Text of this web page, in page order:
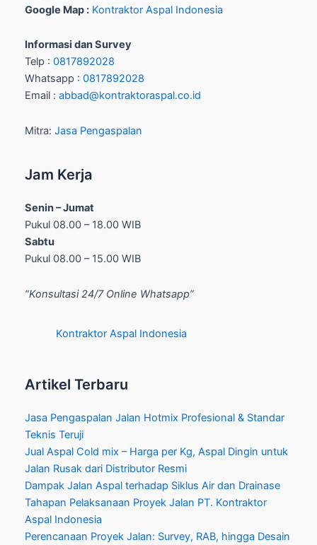
Google Map : Kontraktor Aspal Indonesia
Informasi dan Survey
Telp : 0817892028
Whatsapp : 0817892028
Email : abbad@kontraktoraspal.co.id
Mitra: Jasa Pengaspalan
Jam Kerja
Senin – Jumat
Pukul 08.00 – 18.00 WIB
Sabtu
Pukul 08.00 – 15.00 WIB
“Konsultasi 24/7 Online Whatsapp”
Kontraktor Aspal Indonesia
Artikel Terbaru
Jasa Pengaspalan Jalan Hotmix Profesional & Standar
Teknis Teruji
Jual Aspal Cold mix – Harga per Kg, Aspal Dingin untuk
Jalan Rusak dari Distributor Resmi
Dampak Jalan Aspal terhadap Siklus Air dan Drainase
Tahapan Pelaksanaan Proyek Jalan PT. Kontraktor
Aspal Indonesia
Perencanaan Proyek Jalan: Survey, RAB, hingga Desain